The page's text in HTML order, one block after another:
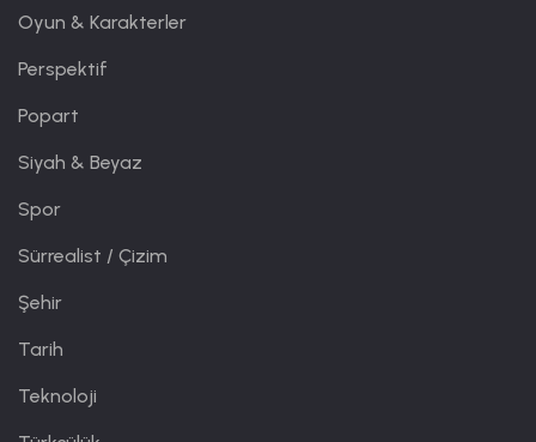
Oyun & Karakterler
Perspektif
Popart
Siyah & Beyaz
Spor
Sürrealist / Çizim
Şehir
Tarih
Teknoloji